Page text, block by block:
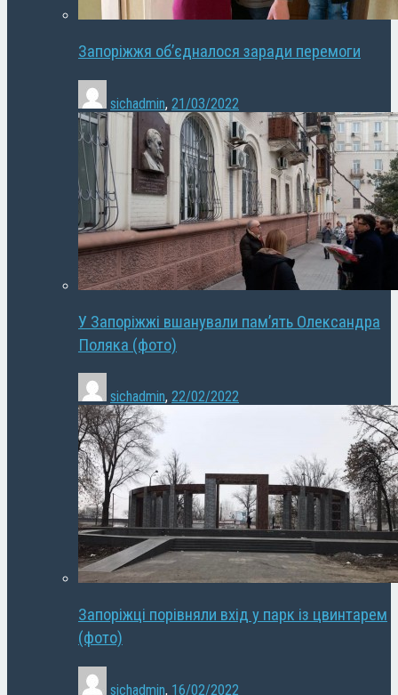
Запоріжжя об’єдналося заради перемоги
sichadmin, 21/03/2022
У Запоріжжі вшанували пам’ять Олександра
Поляка (фото)
sichadmin, 22/02/2022
Запоріжці порівняли вхід у парк із цвинтарем
(фото)
sichadmin, 16/02/2022